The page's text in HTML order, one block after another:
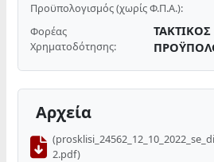
Προϋπολογισμός (χωρίς Φ.Π.Α.):
Φορέας
Χρηματοδότησης:
ΤΑΚΤΙΚΟΣ
Αρχεία
2.pdf)